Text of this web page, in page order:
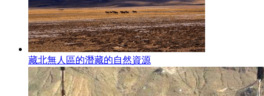
藏北無人區的潛藏的自然資源